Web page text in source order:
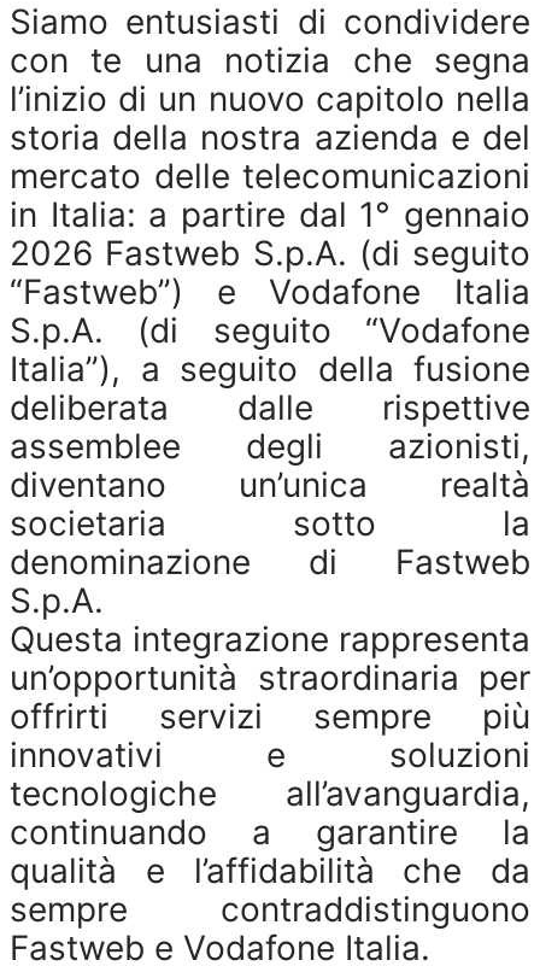
Siamo entusiasti di condividere
con te una notizia che segna
l’inizio di un nuovo capitolo nella
storia della nostra azienda e del
mercato delle telecomunicazioni
in Italia: a partire dal 1° gennaio
2026 Fastweb S.p.A. (di seguito
“Fastweb”) e Vodafone Italia
S.p.A. (di seguito “Vodafone
Italia”), a seguito della fusione
deliberata dalle rispettive
assemblee degli azionisti,
diventano un’unica realtà
societaria sotto la
denominazione di Fastweb
S.p.A.
Questa integrazione rappresenta
un’opportunità straordinaria per
offrirti servizi sempre più
innovativi e soluzioni
tecnologiche all’avanguardia,
continuando a garantire la
qualità e l’affidabilità che da
sempre contraddistinguono
Fastweb e Vodafone Italia.